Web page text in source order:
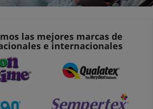
las mejores marcas de
e internacionales